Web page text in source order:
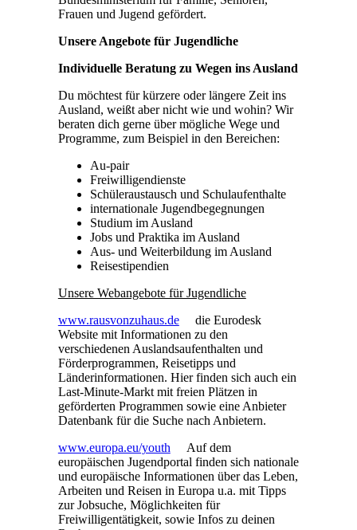
Frauen und Jugend gefördert.
Unsere Angebote für Jugendliche
Individuelle Beratung zu Wegen ins Ausland
Du möchtest für kürzere oder längere Zeit ins
Ausland, weißt aber nicht wie und wohin? Wir
beraten dich gerne über mögliche Wege und
Programme, zum Beispiel in den Bereichen:
Au-pair
Freiwilligendienste
Schüleraustausch und Schulaufenthalte
internationale Jugendbegegnungen
Studium im Ausland
Jobs und Praktika im Ausland
Aus- und Weiterbildung im Ausland
Reisestipendien
Unsere Webangebote für Jugendliche
www.rausvonzuhaus.dedie Eurodesk
Website mit Informationen zu den
verschiedenen Auslandsaufenthalten und
Förderprogrammen, Reisetipps und
Länderinformationen. Hier finden sich auch ein
Last-Minute-Markt mit freien Plätzen in
geförderten Programmen sowie eine Anbieter
Datenbank für die Suche nach Anbietern.
www.europa.eu/youth Auf dem
europäischen Jugendportal finden sich nationale
und europäische Informationen über das Leben,
Arbeiten und Reisen in Europa u.a. mit Tipps
zur Jobsuche, Möglichkeiten für
Freiwilligentätigkeit, sowie Infos zu deinen